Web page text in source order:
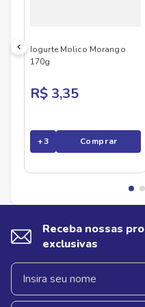
Iogurte Molico Morango
170g
R$ 3,35
+3 Comprar
Receba nossas
exclusivas